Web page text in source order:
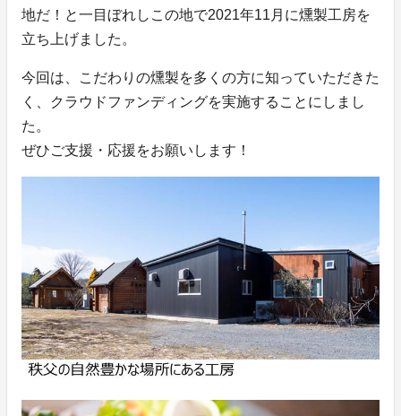
地だ！と一目ぼれしこの地で2021年11月に燻製工房を
立ち上げました。
今回は、こだわりの燻製を多くの方に知っていただきた
く、クラウドファンディングを実施することにしまし
た。
ぜひご支援・応援をお願いします！